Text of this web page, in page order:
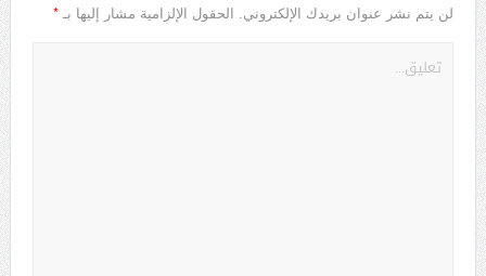
لن يتم نشر عنوان بريدك الإلكتروني. الحقول الإلزامية مشار إليها بـ *